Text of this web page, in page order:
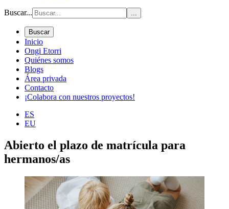
Buscar... ...
Buscar
Inicio
Ongi Etorri
Quiénes somos
Blogs
Área privada
Contacto
¡Colabora con nuestros proyectos!
ES
EU
Abierto el plazo de matrícula para
hermanos/as